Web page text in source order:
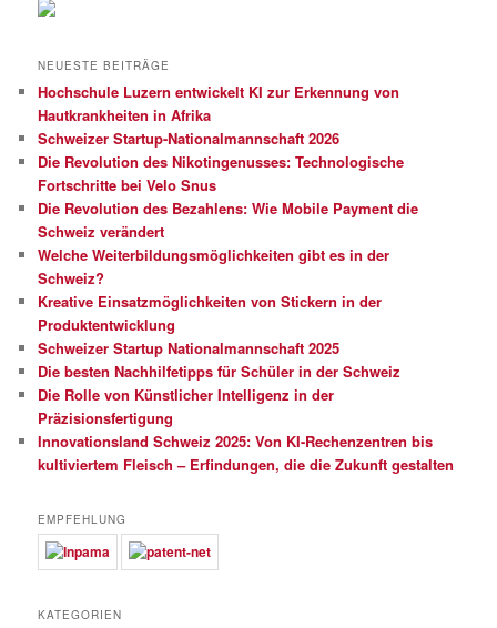
NEUESTE BEITRÄGE
Hochschule Luzern entwickelt KI zur Erkennung von
Hautkrankheiten in Afrika
Schweizer Startup-Nationalmannschaft 2026
Die Revolution des Nikotingenusses: Technologische
Fortschritte bei Velo Snus
Die Revolution des Bezahlens: Wie Mobile Payment die
Schweiz verändert
Welche Weiterbildungsmöglichkeiten gibt es in der
Schweiz?
Kreative Einsatzmöglichkeiten von Stickern in der
Produktentwicklung
Schweizer Startup Nationalmannschaft 2025
Die besten Nachhilfetipps für Schüler in der Schweiz
Die Rolle von Künstlicher Intelligenz in der
Präzisionsfertigung
Innovationsland Schweiz 2025: Von KI-Rechenzentren bis
kultiviertem Fleisch – Erfindungen, die die Zukunft gestalten
EMPFEHLUNG
KATEGORIEN